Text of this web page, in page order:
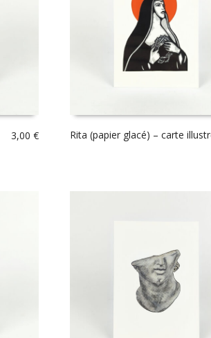
3,00€
Rita (papier glacé) – carte